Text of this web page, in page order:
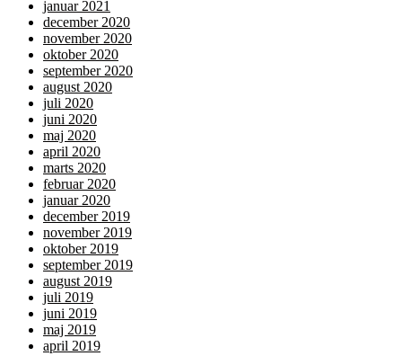
januar 2021
december 2020
november 2020
oktober 2020
september 2020
august 2020
juli 2020
juni 2020
maj 2020
april 2020
marts 2020
februar 2020
januar 2020
december 2019
november 2019
oktober 2019
september 2019
august 2019
juli 2019
juni 2019
maj 2019
april 2019